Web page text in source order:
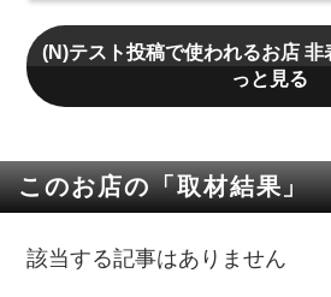
(N)テスト投稿で使われるお店 非
っと見る
このお店の「取材結果」
該当する記事はありません